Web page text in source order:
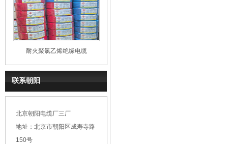
耐火聚氯乙烯绝缘电缆
联系朝阳
北京朝阳电缆厂三厂
地址：北京市朝阳区成寿寺路
150号